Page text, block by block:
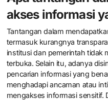
terdapat peningkatan kasus
dekade terakhir. Kondisi ini
kondusif untuk kebebasan
cenderung berkurang dan
fakta penting. Jurnalis
yang lebih aman dan kurang
mengurangi akuntabilitas
pemerintahan.